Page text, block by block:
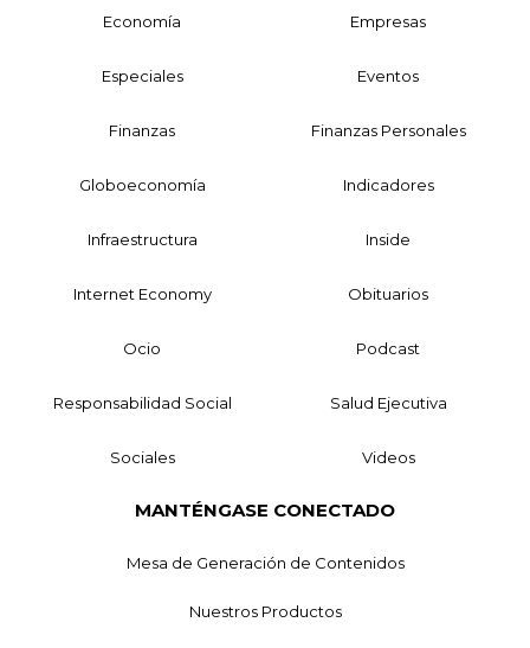
Economía Empresas
Especiales Eventos
Finanzas Finanzas Personales
Globoeconomía Indicadores
Infraestructura Inside
Internet Economy Obituarios
Ocio Podcast
Responsabilidad Social Salud Ejecutiva
Sociales Videos
MANTÉNGASE CONECTADO
Mesa de Generación de Contenidos
Nuestros Productos